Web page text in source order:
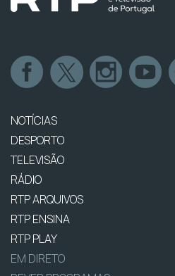
NOTÍCIAS
DESPORTO
TELEVISÃO
RÁDIO
RTP ARQUIVOS
RTP ENSINA
RTP PLAY
EM DIRETO